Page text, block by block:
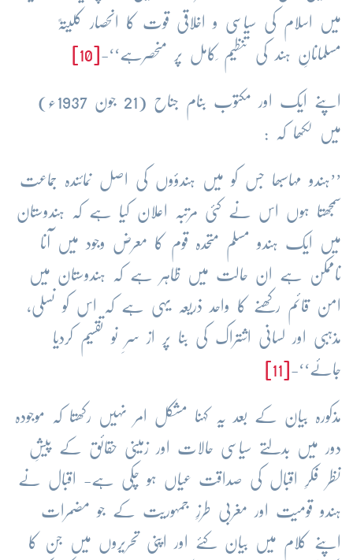
میں اسلام کی سیاسی و اخلاقی قوت کا انحصار کلیتہً
مسلمانانِ ہند کی تنظیم ِکامل پر منحصرہے‘‘-
اپنے ایک اور مکتوب بنام جناح (21 جون 1937ء)
میں لکھا کہ :
’’ہندو مہاسبھا جس کو میں ہندؤوں کی اصل نمائندہ جماعت
سمجھتا ہوں اس نے کئی مرتبہ اعلان کیا ہے کہ ہندوستان
میں ایک ہندو مسلم متحدہ قوم کا معرض وجود میں آنا
ناممکن ہے ان حالت میں ظاہر ہے کہ ہندوستان میں
امن قائم رکھنے کا واحد ذریعہ یہی ہے کہ اس کو نسلی،
مذہبی اور لسانی اشتراک کی بنا پر از سرِ نو تقسیم کردیا
جائے‘‘-
مذکورہ بیان کے بعد یہ کہنا مشکل امر نہیں رکھتا کہ موجودہ
دور میں بدلتے سیاسی حالات اور زمینی حقائق کے پیشِ
نظر فکرِ اقبال کی صداقت عیاں ہو چکی ہے- اقبال نے
ہندو قومیت اور مغربی طرزِ جمہوریت کے جو مضمرات
اپنے کلام میں بیان کئے اور اپنی تحریروں میں جن کا